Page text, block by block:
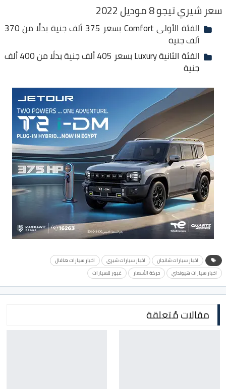
سعر شيري تيجو 8 موديل 2022
الفئة الأولى Comfort بسعر 375 ألف جنية بدلًا من 370
ألف جنية
الفئة الثانية Luxury بسعر 405 ألف جنية بدلًا من 400 ألف
جنية
اخبار سيارات شانجان اخبار سيارات شيري
اخبار سيارات هافال
اخبار سيارات هيونداي
حركة الأسعار غبور للسيارات
مقالات مُتعلقة